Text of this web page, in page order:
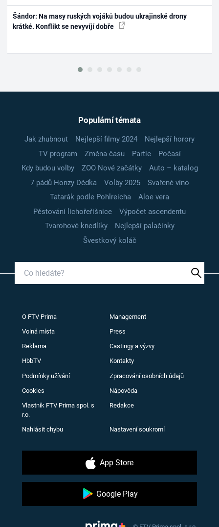
Šándor: Na masy ruských vojáků budou ukrajinské drony
krátké. Konflikt se nevyvíjí dobře
Populární témata
Jak zhubnout Nejlepší filmy 2024
Nejlepší horory
TV program
Změna času Partie
Počasí
Kdy budou volby
ZOO Nové začátky
Auto – katalog
7 pádů Honzy Dědka
Volby 2025
Svařené víno
Tatarák podle Pohlreicha
Aloe vera
Pěstování lichořeřišnice
Výpočet ascendentu
Tvarohové knedlíky
Nejlepší palačinky
Švestkový koláč
O FTV Prima Management
Volná místa Press
Reklama Castingy a výzvy
HbbTV Kontakty
Podmínky užívání Zpracování osobních údajů
Cookies Nápověda
Vlastník FTV Prima spol. s
r.o.
Redakce
Nahlásit chybu Nastavení soukromí
App Store
Google Play